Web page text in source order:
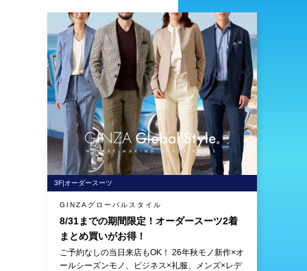
3F|オーダースーツ
GINZAグローバルスタイル
8/31までの期間限定！オーダースーツ2着
まとめ買いがお得！
ご予約なしの当日来店もOK！ 26年秋モノ新作×オ
ールシーズンモノ、ビジネス×礼服、メンズ×レデ